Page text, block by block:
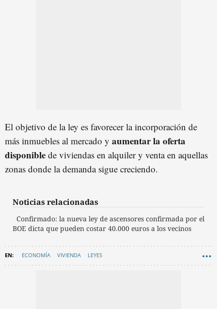
El objetivo de la ley es favorecer la incorporación de
más inmuebles al mercado y aumentar la oferta
disponible de viviendas en alquiler y venta en aquellas
zonas donde la demanda sigue creciendo.
Noticias relacionadas
Confirmado: la nueva ley de ascensores confirmada por el
BOE dicta que pueden costar 40.000 euros a los vecinos
ECONOMÍA VIVIENDA LEYES